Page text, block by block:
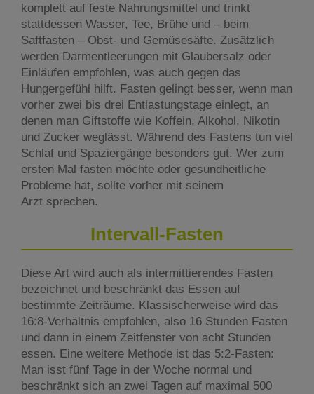
komplett auf feste Nahrungsmittel und trinkt
stattdessen Wasser, Tee, Brühe und – beim
Saftfasten – Obst- und Gemüsesäfte. Zusätzlich
werden Darmentleerungen mit Glaubersalz oder
Einläufen empfohlen, was auch gegen das
Hungergefühl hilft. Fasten gelingt besser, wenn man
vorher zwei bis drei Entlastungstage einlegt, an
denen man Giftstoffe wie Koffein, Alkohol, Nikotin
und Zucker weglässt. Während des Fastens tun viel
Schlaf und Spaziergänge besonders gut. Wer zum
ersten Mal fasten möchte oder gesundheitliche
Probleme hat, sollte vorher mit seinem
Arzt sprechen.
Intervall-Fasten
Diese Art wird auch als intermittierendes Fasten
bezeichnet und beschränkt das Essen auf
bestimmte Zeiträume. Klassischerweise wird das
16:8-Verhältnis empfohlen, also 16 Stunden Fasten
und dann in einem Zeitfenster von acht Stunden
essen. Eine weitere Methode ist das 5:2-Fasten:
Man isst fünf Tage in der Woche normal und
beschränkt sich an zwei Tagen auf maximal 500